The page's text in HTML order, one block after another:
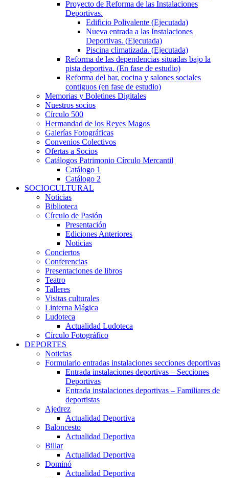
Proyecto de Reforma de las Instalaciones
Deportivas.
Edificio Polivalente (Ejecutada)
Nueva entrada a las Instalaciones
Deportivas. (Ejecutada)
Piscina climatizada. (Ejecutada)
Reforma de las dependencias situadas bajo la
pista deportiva. (En fase de estudio)
Reforma del bar, cocina y salones sociales
contiguos (en fase de estudio)
Memorias y Boletines Digitales
Nuestros socios
Círculo 500
Hermandad de los Reyes Magos
Galerías Fotográficas
Convenios Colectivos
Ofertas a Socios
Catálogos Patrimonio Círculo Mercantil
Catálogo 1
Catálogo 2
SOCIOCULTURAL
Noticias
Biblioteca
Círculo de Pasión
Presentación
Ediciones Anteriores
Noticias
Conciertos
Conferencias
Presentaciones de libros
Teatro
Talleres
Visitas culturales
Linterna Mágica
Ludoteca
Actualidad Ludoteca
Círculo Fotográfico
DEPORTES
Noticias
Formulario entradas instalaciones secciones deportivas
Entrada instalaciones deportivas – Secciones
Deportivas
Entrada instalaciones deportivas – Familiares de
deportistas
Ajedrez
Actualidad Deportiva
Baloncesto
Actualidad Deportiva
Billar
Actualidad Deportiva
Dominó
Actualidad Deportiva